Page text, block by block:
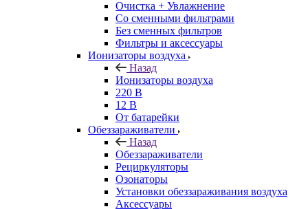
Очистка + Увлажнение
Cо сменными фильтрами
Без сменных фильтров
Фильтры и аксессуары
Ионизаторы воздуха
Назад
Ионизаторы воздуха
220 В
12 В
От батарейки
Обеззараживатели
Назад
Обеззараживатели
Рециркуляторы
Озонаторы
Установки обеззараживания воздуха
Аксессуары